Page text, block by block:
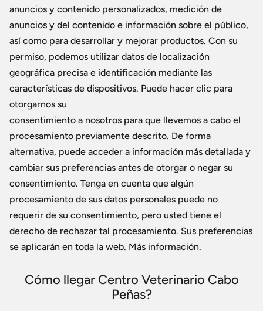
anuncios y contenido personalizados, medición de
anuncios y del contenido e información sobre el público,
así como para desarrollar y mejorar productos. Con su
permiso, podemos utilizar datos de localización
geográfica precisa e identificación mediante las
características de dispositivos. Puede hacer clic para
otorgarnos su
consentimiento a nosotros para que llevemos a cabo el
procesamiento previamente descrito. De forma
alternativa, puede acceder a información más detallada y
cambiar sus preferencias antes de otorgar o negar su
consentimiento. Tenga en cuenta que algún
procesamiento de sus datos personales puede no
requerir de su consentimiento, pero usted tiene el
derecho de rechazar tal procesamiento. Sus preferencias
se aplicarán en toda la web. Más información.
Cómo llegar Centro Veterinario Cabo
Peñas?